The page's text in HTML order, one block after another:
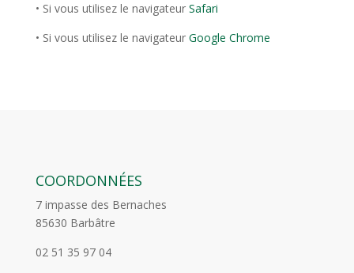
• Si vous utilisez le navigateur Safari
• Si vous utilisez le navigateur Google Chrome
COORDONNÉES
7 impasse des Bernaches
85630 Barbâtre
02 51 35 97 04